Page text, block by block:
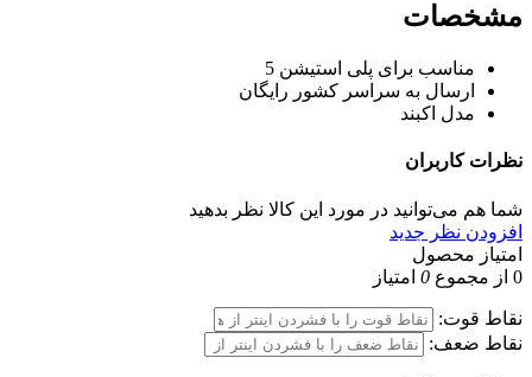
مشخصات
مناسب برای پلی استیشن 5
ارسال به سراسر کشور رایگان
مدل اکبند
نظرات کاربران
شما هم می‌توانید در مورد این کالا نظر بدهید
افزودن نظر جدید
امتیاز محصول
0 از مجموع 0 امتیاز
نقاط قوت:
نقاط ضعف: